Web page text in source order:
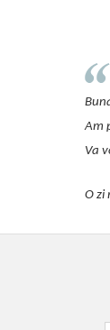
Am
Va
O zi